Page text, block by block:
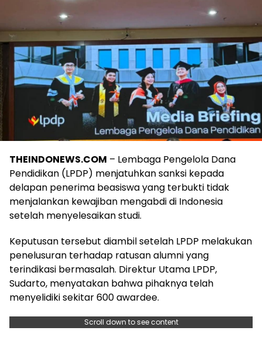
THEINDONEWS.COM – Lembaga Pengelola Dana
Pendidikan (LPDP) menjatuhkan sanksi kepada
delapan penerima beasiswa yang terbukti tidak
menjalankan kewajiban mengabdi di Indonesia
setelah menyelesaikan studi.
Keputusan tersebut diambil setelah LPDP melakukan
penelusuran terhadap ratusan alumni yang
terindikasi bermasalah. Direktur Utama LPDP,
Sudarto, menyatakan bahwa pihaknya telah
menyelidiki sekitar 600 awardee.
Scroll down to see content